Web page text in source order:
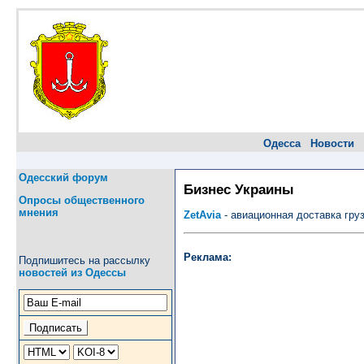
Одесса Новости
Одесский форум
Опросы общественного
мнения
Подпишитесь на рассылку
новостей из Одессы
Бизнес Украины
ZetAvia- авиационная доставка
Реклама: